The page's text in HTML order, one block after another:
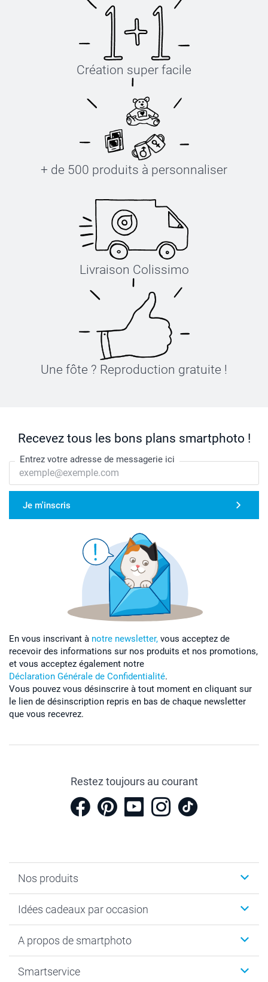
Création super facile
+ de 500 produits à personnaliser
Livraison Colissimo
Une fôte ? Reproduction gratuite !
Recevez tous les bons plans smartphoto !
Entrez votre adresse de messagerie ici
Je m'inscris
En vous inscrivant à notre newsletter, vous acceptez de
recevoir des informations sur nos produits et nos promotions,
et vous acceptez également notre
Déclaration Générale de Confidentialité.
Vous pouvez vous désinscrire à tout moment en cliquant sur
le lien de désinscription repris en bas de chaque newsletter
que vous recevrez.
Restez toujours au courant
Nos produits
Calendrier photo & Agenda photo
Tirage photo & agrandissement
Faire-part & Cartes
Idées cadeaux par occasion
Anniversaire
Naissance & baptême
A propos de smartphoto
Plan du site
Smartservice